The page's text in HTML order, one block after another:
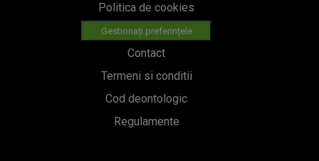
Politica de cookies
Gestionați preferințele
Contact
Termeni si conditii
Cod deontologic
Regulamente